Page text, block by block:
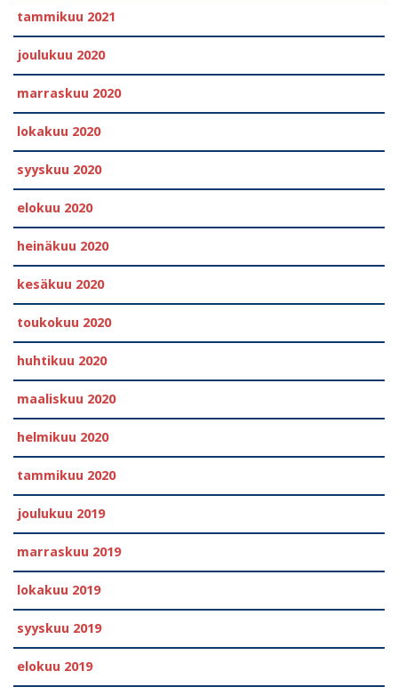
tammikuu 2021
joulukuu 2020
marraskuu 2020
lokakuu 2020
syyskuu 2020
elokuu 2020
heinäkuu 2020
kesäkuu 2020
toukokuu 2020
huhtikuu 2020
maaliskuu 2020
helmikuu 2020
tammikuu 2020
joulukuu 2019
marraskuu 2019
lokakuu 2019
syyskuu 2019
elokuu 2019